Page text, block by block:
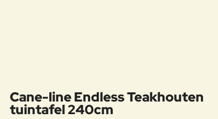
Cane-line Endless Teakhouten
tuintafel 240cm